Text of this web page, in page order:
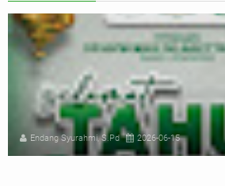
Endang Syurahmi, S.Pd 2026-06-15